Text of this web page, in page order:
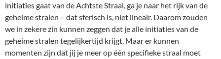
initiaties gaat van de Achtste Straal, ga je naar het rijk van de
geheime stralen – dat sferisch is, niet lineair. Daarom zouden
we in zekere zin kunnen zeggen dat je alle initiaties van de
geheime stralen tegelijkertijd krijgt. Maar er kunnen
momenten zijn dat jij je meer op één specifieke straal moet